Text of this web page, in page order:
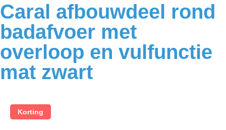
Caral afbouwdeel rond
badafvoer met
overloop en vulfunctie
mat zwart
Korting